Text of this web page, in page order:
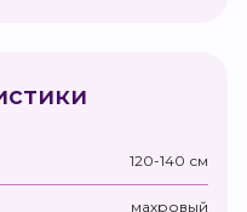
120-140 см
махровый